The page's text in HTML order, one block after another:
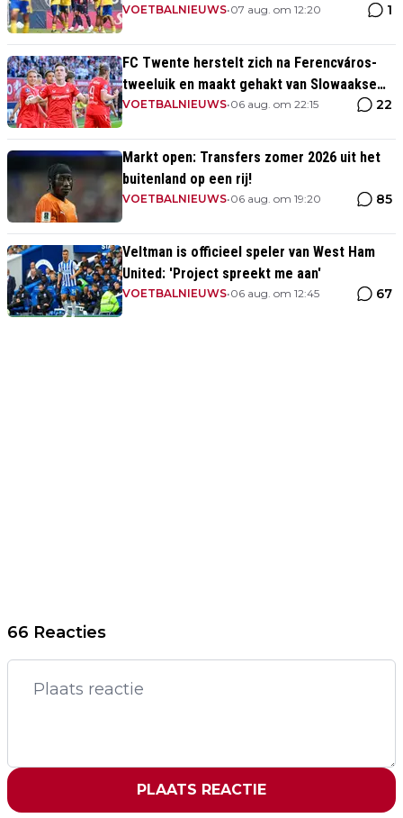
VOETBALNIEUWS•07 aug. om 12:20 1
FC Twente herstelt zich na Ferencváros-
tweeluik en maakt gehakt van Slowaakse
opponent
VOETBALNIEUWS•06 aug. om 22:15 22
Markt open: Transfers zomer 2026 uit het
buitenland op een rij!
VOETBALNIEUWS•06 aug. om 19:20 85
Veltman is officieel speler van West Ham
United: 'Project spreekt me aan'
VOETBALNIEUWS•06 aug. om 12:45 67
66 Reacties
PLAATS REACTIE